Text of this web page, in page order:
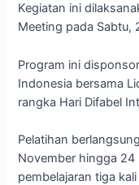
Kegiatan ini
Meeting pada Sabtu,
Program ini
Indonesia bersama
rangka Hari Difabel
Pelatihan
November hingga
pembelajaran tiga